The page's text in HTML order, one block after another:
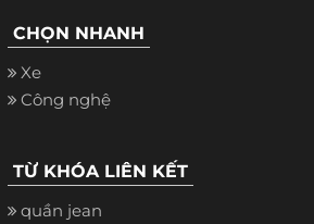
CHỌN NHANH
Xe
Công nghệ
TỪ KHÓA LIÊN KẾT
quần jean